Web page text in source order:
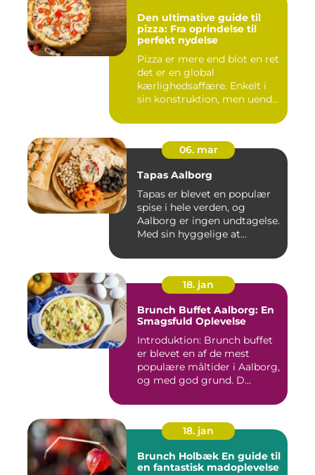
Den ultimative guide til
pizza: Fra oprindelse til
perfekt nydelse
Pizza er mere end blot en ret
det er en global
kærlighedsaffære. Enkelt i
sin konstruktion, men uend...
06. mar
Tapas Aalborg
Tapas er blevet en populær
spise i hele verden, og
Aalborg er ingen undtagelse.
Med sin hyggelige at...
18. jan
Brunch Buffet Aalborg: En
Smagsfuld Oplevelse
Introduktion: Brunch buffet
er blevet en af de mest
populære måltider i Aalborg,
og med god grund. D...
18. jan
Brunch Holbæk En guide til
en fantastisk madoplevelse